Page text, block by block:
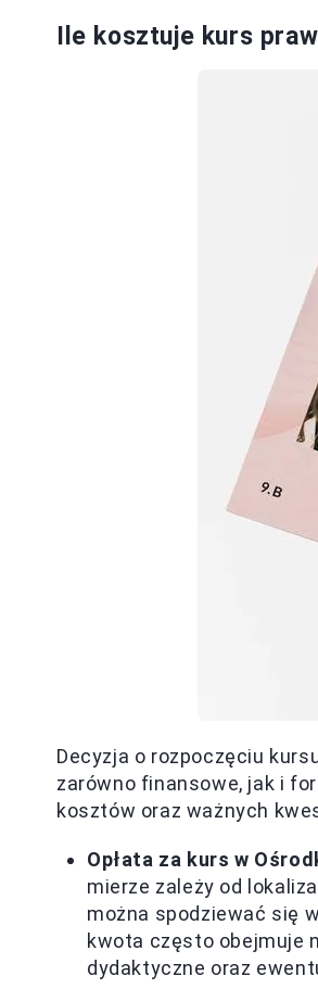
Ile kosztuje kurs
Decyzja o rozpoczęciu
zarówno finansowe, jak i
kosztów oraz ważnych
Opłata za kurs w
mierze zależy od
można spodziewać się
kwota często obejmuje
dydaktyczne oraz